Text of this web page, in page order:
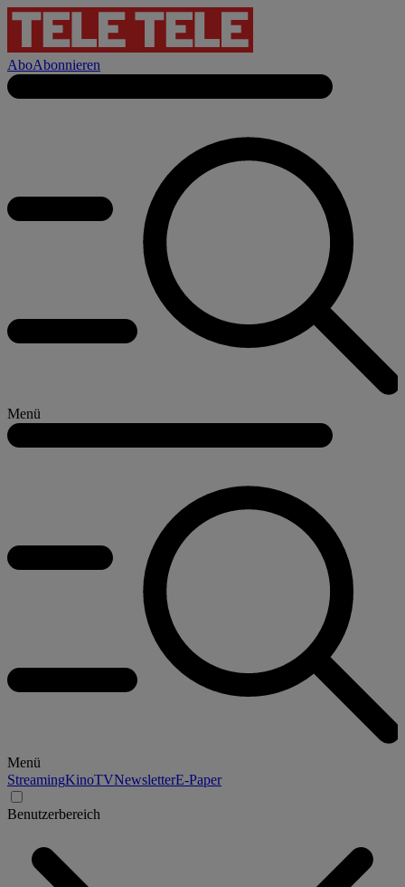
AboAbonnieren
Menü
Menü
StreamingKinoTVNewsletterE-Paper
Benutzerbereich